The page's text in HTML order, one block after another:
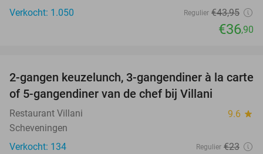
Verkocht: 1.050
Regulier €43,95
€36,90
52%
2-gangen keuzelunch, 3-gangendiner à la carte
of 5-gangendiner van de chef bij Villani
Restaurant Villani 9.6 star
Scheveningen
Verkocht: 134
Regulier €23